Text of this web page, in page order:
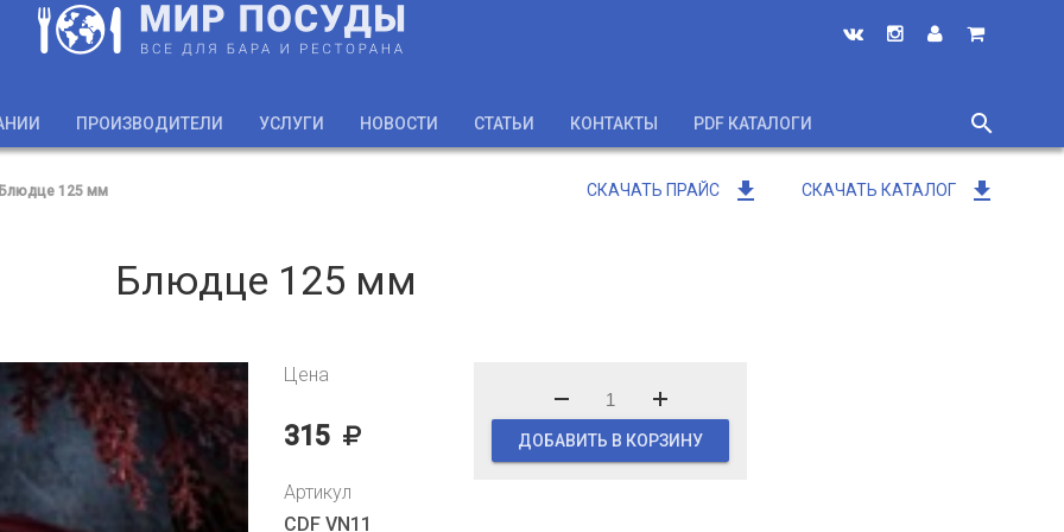
ПРОИЗВОДИТЕЛИ УСЛУГИ НОВОСТИ СТАТЬИ КОНТАКТЫ PDF КАТАЛОГИ
search
close
СКАЧАТЬ ПРАЙС get_app СКАЧАТЬ КАТАЛОГ get_app
Блюдце 125 мм
Блюдце 125 мм
Цена
315 ДОБАВИТЬ В КОРЗИНУ
Артикул
CDF VN11